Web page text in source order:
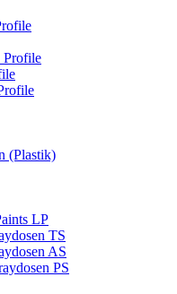
Profile
(Plastik)
LP
TS
AS
PS